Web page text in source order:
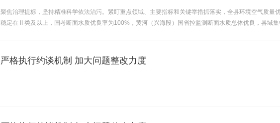
聚焦治理提标，坚持精准科学依法治污。紧盯重点领域、主要指标和关键举措抓落实，全县环境空气质量
稳定在 II 类及以上，国考断面水质优良率为100%，黄河（兴海段）国省控监测断面水质总体优良，县域
严格执行约谈机制 加大问题整改力度